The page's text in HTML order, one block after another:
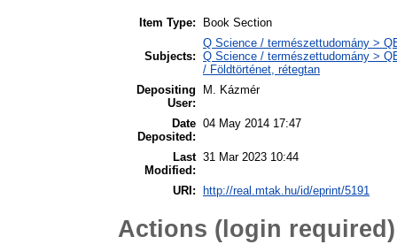
Item Type: Book Section
Subjects:
Q Science / természettudomány >
Q Science / természettudomány >
/ Földtörténet, rétegtan
Depositing
User:
M. Kázmér
Date
Deposited:
04 May 2014 17:47
Last
Modified:
31 Mar 2023 10:44
URI: http://real.mtak.hu/id/eprint/5191
Actions (login required)